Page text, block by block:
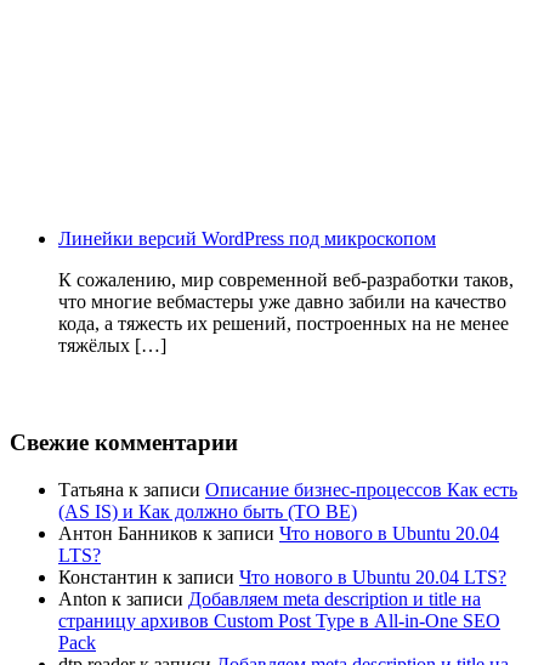
Линейки версий WordPress под микроскопом
К сожалению, мир современной веб-разработки таков,
что многие вебмастеры уже давно забили на качество
кода, а тяжесть их решений, построенных на не менее
тяжёлых […]
Свежие комментарии
Татьяна к записи Описание бизнес-процессов Как есть
(AS IS) и Как должно быть (TO BE)
Антон Банников к записи Что нового в Ubuntu 20.04
LTS?
Константин к записи Что нового в Ubuntu 20.04 LTS?
Anton к записи Добавляем meta description и title на
страницу архивов Custom Post Type в All-in-One SEO
Pack